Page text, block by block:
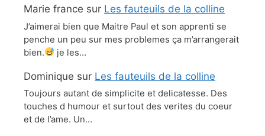
Marie france sur Les fauteuils de la colline
J’aimerai bien que Maitre Paul et son apprenti se
penche un peu sur mes problemes ça m’arrangerait
bien.
je les…
Dominique sur Les fauteuils de la colline
Toujours autant de simplicite et delicatesse. Des
touches d humour et surtout des verites du coeur
et de l’ame. Un…